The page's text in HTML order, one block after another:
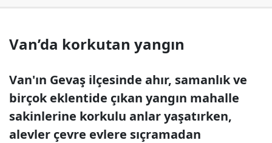
Van’da korkutan yangın
Van'ın Gevaş ilçesinde ahır, samanlık ve
birçok eklentide çıkan yangın mahalle
sakinlerine korkulu anlar yaşatırken,
alevler çevre evlere sıçramadan